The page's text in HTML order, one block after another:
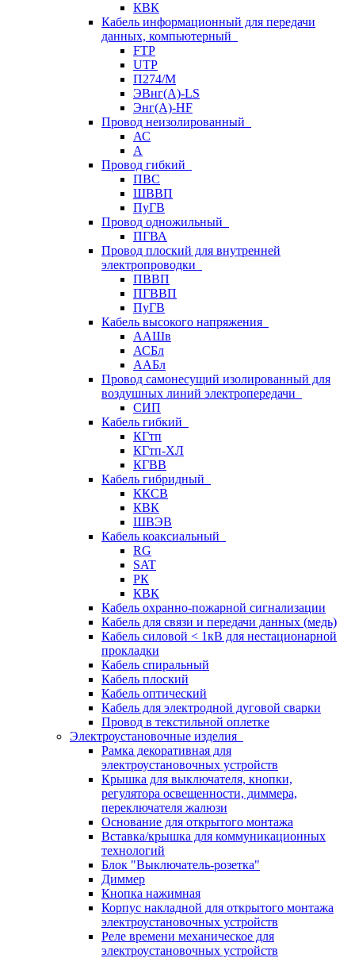
КВК
Кабель информационный для передачи
данных, компьютерный
FTP
UTP
П274/М
ЭВнг(А)-LS
Энг(А)-HF
Провод неизолированный
АС
А
Провод гибкий
ПВС
ШВВП
ПуГВ
Провод одножильный
ПГВА
Провод плоский для внутренней
электропроводки
ПВВП
ПГВВП
ПуГВ
Кабель высокого напряжения
ААШв
АСБл
ААБл
Провод самонесущий изолированный для
воздушных линий электропередачи
СИП
Кабель гибкий
КГтп
КГтп-ХЛ
КГВВ
Кабель гибридный
ККСВ
КВК
ШВЭВ
Кабель коаксиальный
RG
SAT
РК
КВК
Кабель охранно-пожарной сигнализации
Кабель для связи и передачи данных (медь)
Кабель силовой < 1кВ для нестационарной
прокладки
Кабель спиральный
Кабель плоский
Кабель оптический
Кабель для электродной дуговой сварки
Провод в текстильной оплетке
Электроустановочные изделия
Рамка декоративная для
электроустановочных устройств
Крышка для выключателя, кнопки,
регулятора освещенности, диммера,
переключателя жалюзи
Основание для открытого монтажа
Вставка/крышка для коммуникационных
технологий
Блок "Выключатель-розетка"
Диммер
Кнопка нажимная
Корпус накладной для открытого монтажа
электроустановочных устройств
Реле времени механическое для
электроустановочных устройств